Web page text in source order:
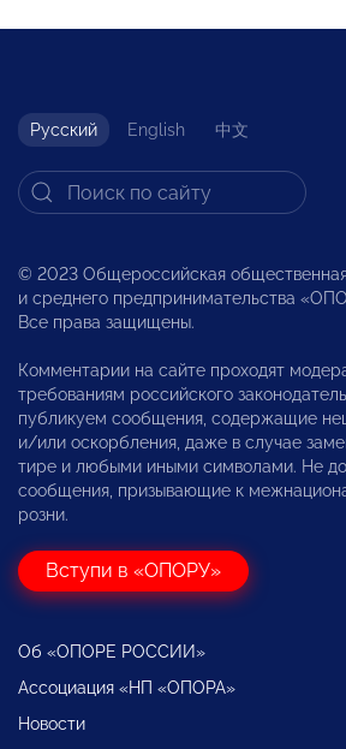
Русский English 中文
© 2023 Общероссийская общественная
и среднего предпринимательства
Все права защищены.
Комментарии на сайте проходят
требованиям российского
публикуем сообщения, содержащие
и/или оскорбления, даже в случае
тире и любыми иными символами. Не
сообщения, призывающие к
розни.
Вступи в «ОПОРУ»
Об «ОПОРЕ РОССИИ»
Ассоциация «НП «ОПОРА»
Новости